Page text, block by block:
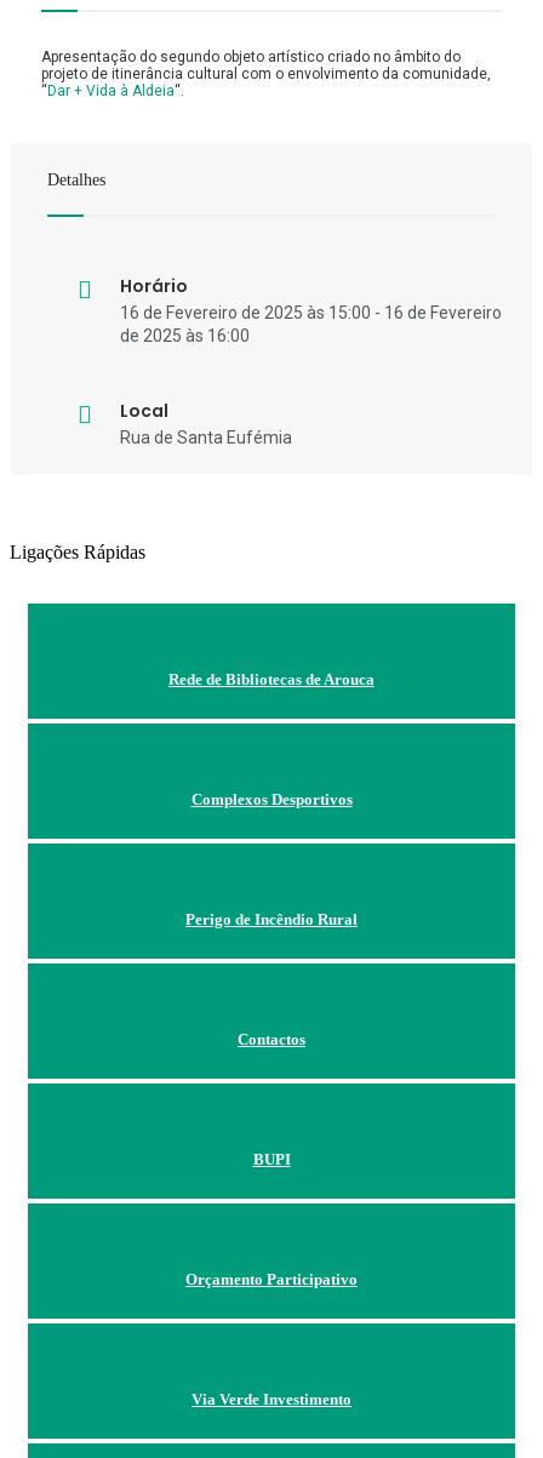
Apresentação do segundo objeto artístico criado no âmbito do
projeto de itinerância cultural com o envolvimento da comunidade,
“Dar + Vida à Aldeia“.
Detalhes
Horário
16 de Fevereiro de 2025 às 15:00 - 16 de Fevereiro
de 2025 às 16:00
Local
Rua de Santa Eufémia
Ligações Rápidas
Rede de Bibliotecas de Arouca
Complexos Desportivos
Perigo de Incêndio Rural
Contactos
BUPI
Orçamento Participativo
Via Verde Investimento